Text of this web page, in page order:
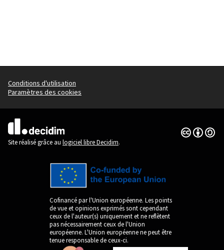
Conditions d'utilisation
Paramètres des cookies
(Lien externe)
Site réalisé grâce au logiciel libre Decidim.
Licence
(Lien
Cofinancé par l'Union européenne. Les points
de vue et opinions exprimés sont cependant
ceux de l'auteur(s) uniquement et ne reflètent
pas nécessairement ceux de l'Union
européenne. L'Union européenne ne peut être
tenue responsable de ceux-ci.